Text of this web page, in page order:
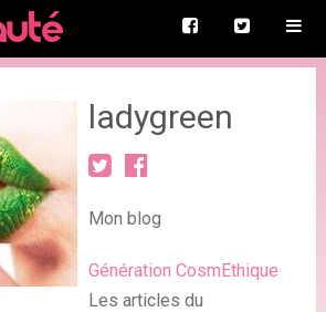
ladygreen
Mon blog
Génération CosmEthique
Les articles du